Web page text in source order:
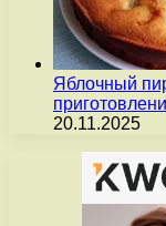
Яблочный
20.11.2025